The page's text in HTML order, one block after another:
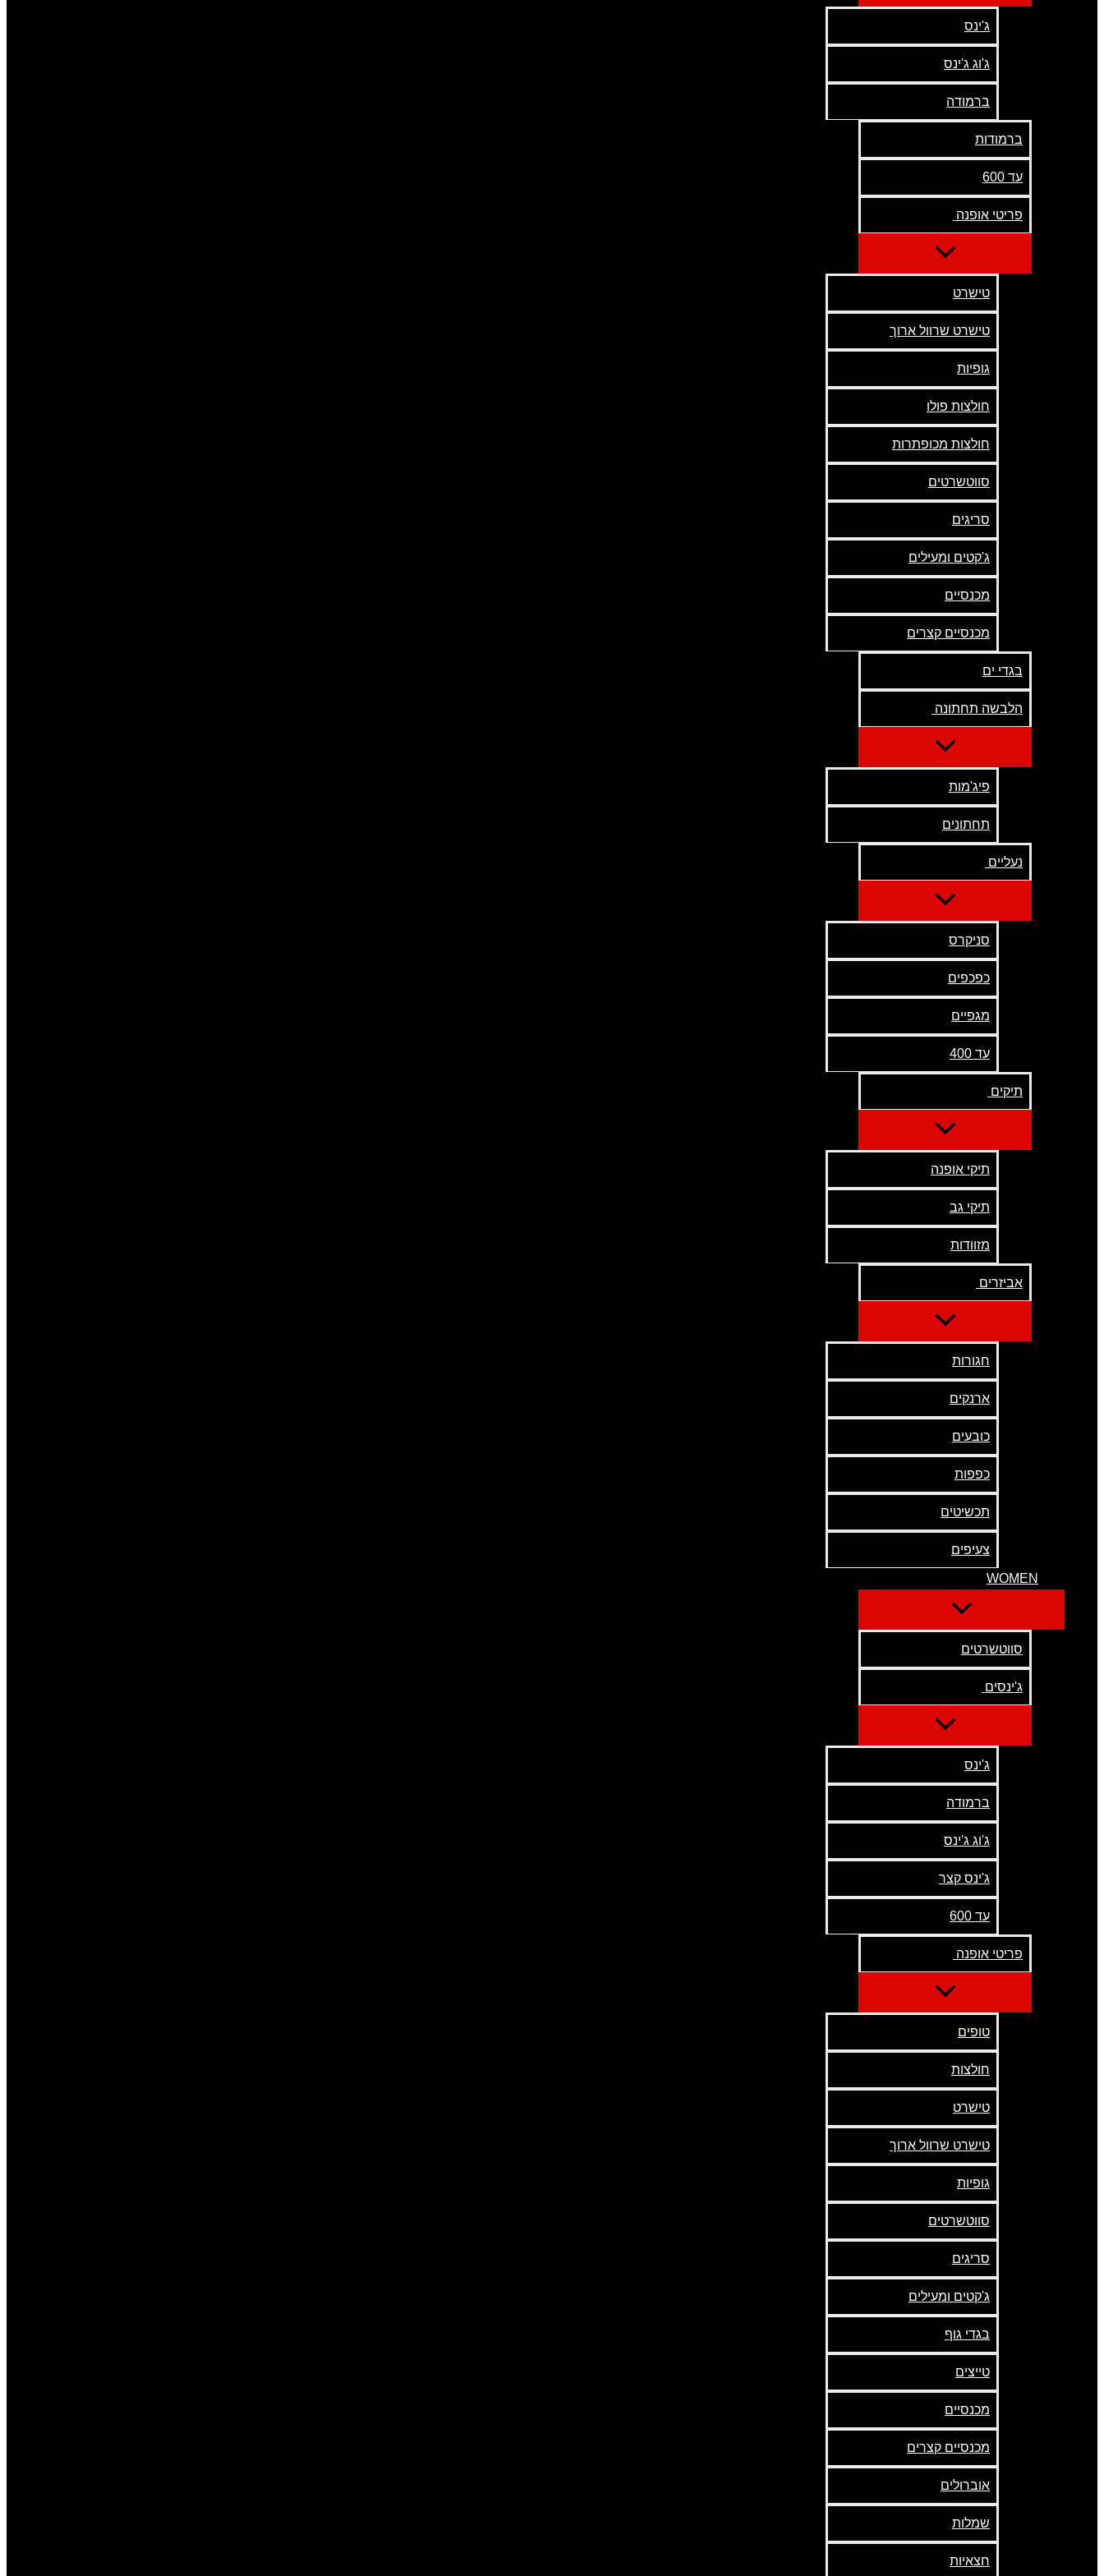
ג'ינס
ג'וג ג'ינס
ברמודה
ברמודות
עד 600
פריטי אופנה
טישרט
טישרט שרוול ארוך
גופיות
חולצות פולו
חולצות מכופתרות
סווטשרטים
סריגים
ג'קטים ומעילים
מכנסיים
מכנסיים קצרים
בגדי ים
הלבשה תחתונה
פיג'מות
תחתונים
נעליים
סניקרס
כפכפים
מגפיים
עד 400
תיקים
תיקי אופנה
תיקי גב
מזוודות
אביזרים
חגורות
ארנקים
כובעים
כפפות
תכשיטים
צעיפים
WOMEN
סווטשרטים
ג'ינסים
ג'ינס
ברמודה
ג'וג ג'ינס
ג'ינס קצר
עד 600
פריטי אופנה
טופים
חולצות
טישרט
טישרט שרוול ארוך
גופיות
סווטשרטים
סריגים
ג'קטים ומעילים
בגדי גוף
טייצים
מכנסיים
מכנסיים קצרים
אוברולים
שמלות
חצאיות